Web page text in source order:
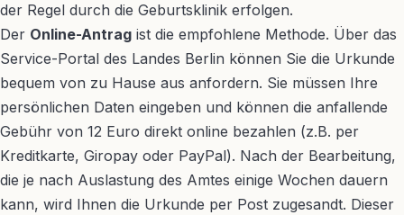
der Regel durch die Geburtsklinik erfolgen.
Der Online-Antrag ist die empfohlene Methode. Über das
Service-Portal des Landes Berlin können Sie die Urkunde
bequem von zu Hause aus anfordern. Sie müssen Ihre
persönlichen Daten eingeben und können die anfallende
Gebühr von 12 Euro direkt online bezahlen (z.B. per
Kreditkarte, Giropay oder PayPal). Nach der Bearbeitung,
die je nach Auslastung des Amtes einige Wochen dauern
kann, wird Ihnen die Urkunde per Post zugesandt. Dieser